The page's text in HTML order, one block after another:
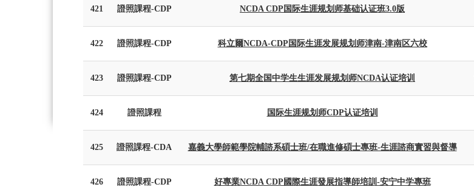
421 證照課程-CDP NCDA CDP国际生涯规划师基础认证班3.0版
422 證照課程-CDP 科立爾NCDA-CDP国际生涯发展规划师津南-津南区六校
423 證照課程-CDP 第七期全国中学生生涯发展规划师NCDA认证培训
424 證照課程 国际生涯规划师CDP认证培训
425 證照課程-CDA 嘉義大學師範學院輔諮系碩士班/在職進修碩士專班-生涯諮商實習與督導
426 證照課程-CDP 好專業NCDA CDP國際生涯發展指導師培訓-安宁中学專班